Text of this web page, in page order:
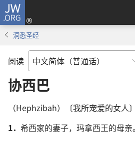
JW.ORG
洞悉圣经
阅读
协西巴
（Hephzibah）〔我所宠爱的女人〕
1． 希西家的妻子，玛拿西王的母亲